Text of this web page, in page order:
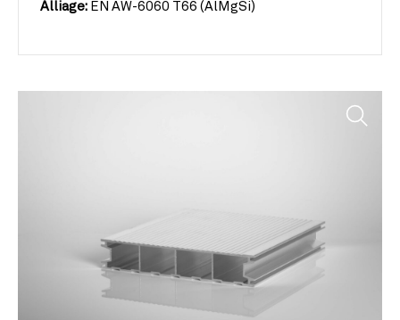
Alliage: EN AW-6060 T66 (AlMgSi)